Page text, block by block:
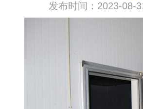
发布时间：2023-